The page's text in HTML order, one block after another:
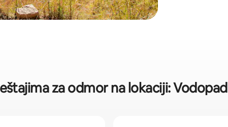
za odmor na lokaciji: Vodopad